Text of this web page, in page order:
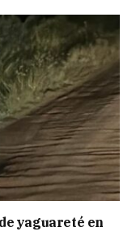
yaguareté en